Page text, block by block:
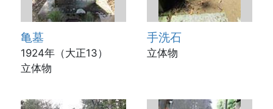
亀墓
1924年（大正13）
立体物
手洗石
立体物